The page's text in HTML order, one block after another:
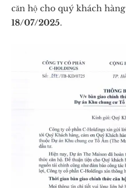
căn hộ cho quý khách
18/07/2025.